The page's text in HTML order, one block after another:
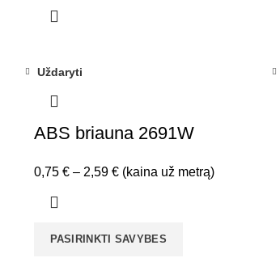
Uždaryti
ABS briauna 2691W
0,75 € – 2,59 €Price
through
(kaina už metrą)
PASIRINKTI SAVYBES